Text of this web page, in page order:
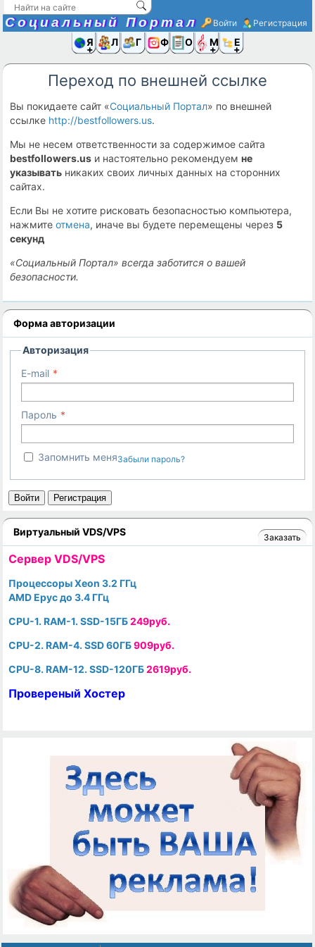
Социальный Портал Войти Регистрация
Я иЛюди
Группы
Фото Ещё
Переход по внешней ссылке
Вы покидаете сайт «Социальный Портал» по внешней
ссылке http://bestfollowers.us.
Мы не несем ответственности за содержимое сайта
bestfollowers.us и настоятельно рекомендуемне
указывать никаких своих личных данных на сторонних
сайтах.
Если Вы не хотите рисковать безопасностью компьютера,
нажмитеотмена, иначе вы будете перемещены через 5
секунд
«Социальный Портал» всегда заботится о вашей
безопасности.
Форма авторизации
Авторизация
E-mail
Пароль
Запомнить меняЗабыли пароль?
Войти Регистрация
Виртуальный VDS/VPS Заказать
Cервер VDS/VPS
Процессоры Xeon 3.2 ГГц
AMD Epyc до 3.4 ГГц
CPU-1. RAM-1. SSD-15ГБ249руб.
CPU-2. RAM-4. SSD 60ГБ909руб.
CPU-8. RAM-12. SSD-120ГБ2619руб.
Провереный Хостер